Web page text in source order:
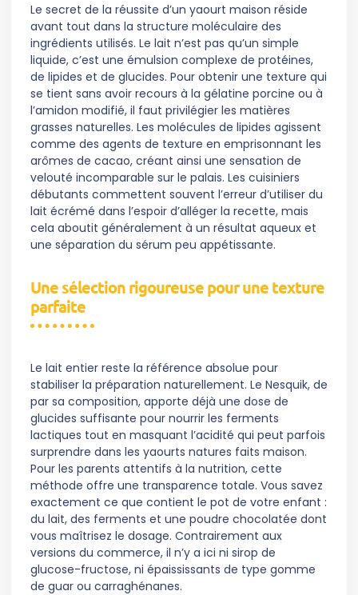
Le secret de la réussite d’un yaourt maison réside
avant tout dans la structure moléculaire des
ingrédients utilisés. Le lait n’est pas qu’un simple
liquide, c’est une émulsion complexe de protéines,
de lipides et de glucides. Pour obtenir une texture qui
se tient sans avoir recours à la gélatine porcine ou à
l’amidon modifié, il faut privilégier les matières
grasses naturelles. Les molécules de lipides agissent
comme des agents de texture en emprisonnant les
arômes de cacao, créant ainsi une sensation de
velouté incomparable sur le palais. Les cuisiniers
débutants commettent souvent l’erreur d’utiliser du
lait écrémé dans l’espoir d’alléger la recette, mais
cela aboutit généralement à un résultat aqueux et
une séparation du sérum peu appétissante.
Une sélection rigoureuse pour une texture
parfaite
Le lait entier reste la référence absolue pour
stabiliser la préparation naturellement. Le Nesquik, de
par sa composition, apporte déjà une dose de
glucides suffisante pour nourrir les ferments
lactiques tout en masquant l’acidité qui peut parfois
surprendre dans les yaourts natures faits maison.
Pour les parents attentifs à la nutrition, cette
méthode offre une transparence totale. Vous savez
exactement ce que contient le pot de votre enfant :
du lait, des ferments et une poudre chocolatée dont
vous maîtrisez le dosage. Contrairement aux
versions du commerce, il n’y a ici ni sirop de
glucose-fructose, ni épaississants de type gomme
de guar ou carraghénanes.